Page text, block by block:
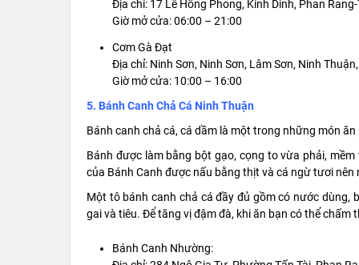
Địa chỉ: 17 Lê Hồng Phong, Kinh Dinh, Phan
Giờ mở cửa: 06:00 – 21:00
Cơm Gà Đạt
Địa chỉ: Ninh Sơn, Ninh Sơn, Lâm Sơn, Ninh
Giờ mở cửa: 10:00 – 16:00
5. Bánh Canh Chả Cá Ninh Thuận
Bánh canh chả cá, cá dầm là một trong những món
Bánh được làm bằng bột gạo, cọng to vừa phải,
của Bánh Canh được nấu bằng thịt và cá ngừ tươi
Một tô bánh canh chả cá đầy đủ gồm có nước dùng,
gai và tiêu. Để tăng vị đậm đà, khi ăn bạn có thể
Bánh Canh Nhường: